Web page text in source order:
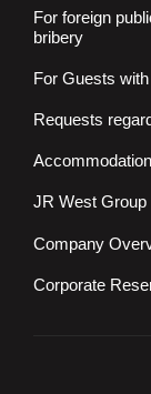
For foreign
bribery
For Guests
Requests
JR West
Company
Corporate